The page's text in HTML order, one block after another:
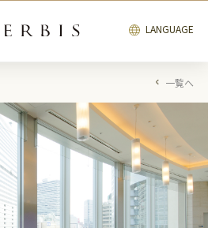
LANGUAGE
の“トレンドキーワード”
カフェ ブライダル
一覧へ